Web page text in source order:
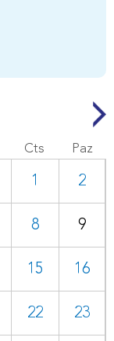
Cts Paz
1 2
8 9
15 16
22 23